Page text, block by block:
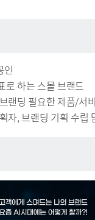
인
로 하는 스몰 브랜드
랜딩 필요한 제품/서
자, 브랜딩 기획 수립